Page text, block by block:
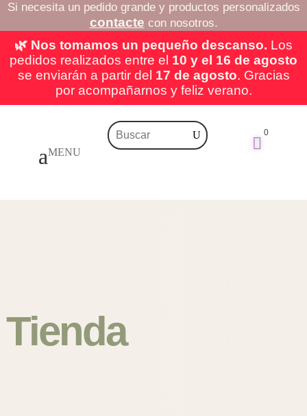
Si necesita un pedido grande y productos personalizados
contacte con nosotros.
🌿 Nos tomamos un pequeño descanso. Los
pedidos realizados entre el 10 y el 16 de agosto
se enviarán a partir del 17 de agosto. Gracias
por acompañarnos y feliz verano.

0
Tienda